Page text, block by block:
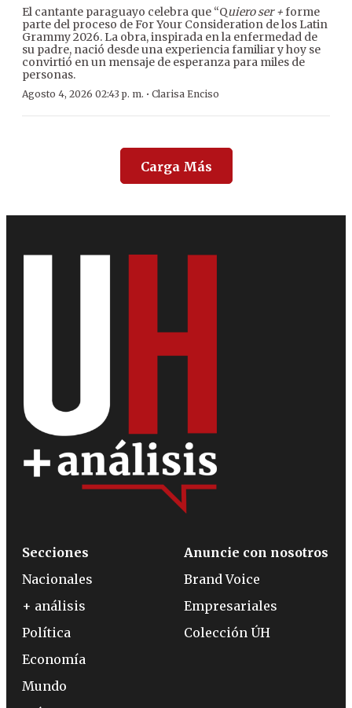
El cantante paraguayo celebra que “Quiero ser +forme
parte del proceso de For Your Consideration de los Latin
Grammy 2026. La obra, inspirada en la enfermedad de
su padre, nació desde una experiencia familiar y hoy se
convirtió en un mensaje de esperanza para miles de
personas.
Agosto 4, 2026 02:43 p. m. · Clarisa Enciso
Carga Más
Secciones
Nacionales
+ análisis
Política
Economía
Mundo
Anuncie con nosotros
Brand Voice
Empresariales
Colección ÚH